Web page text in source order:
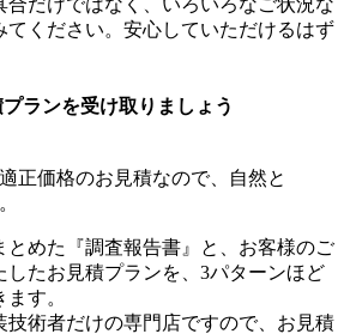
だけではなく、いろいろなご状況な
てください。安心していただけるはず
ランを受け取りましょう
正価格のお見積なので、自然と
めた『調査報告書』と、お客様のご
したお見積プランを、3パターンほど
す。
術者だけの専門店ですので、お見積